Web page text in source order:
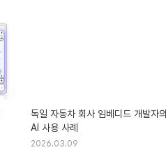
독일 자동차 회사 임베디드 개발자의
AI 사용 사례
2026.03.09